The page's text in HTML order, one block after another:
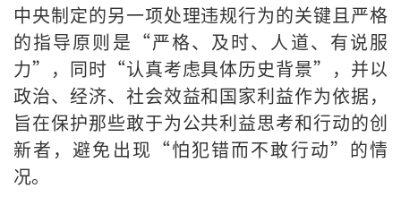
中央制定的另一项处理违规行为的关键且严格
的指导原则是“严格、及时、人道、有说服
力”，同时“认真考虑具体历史背景”，并以
政治、经济、社会效益和国家利益作为依据，
旨在保护那些敢于为公共利益思考和行动的创
新者，避免出现“怕犯错而不敢行动”的情
况。